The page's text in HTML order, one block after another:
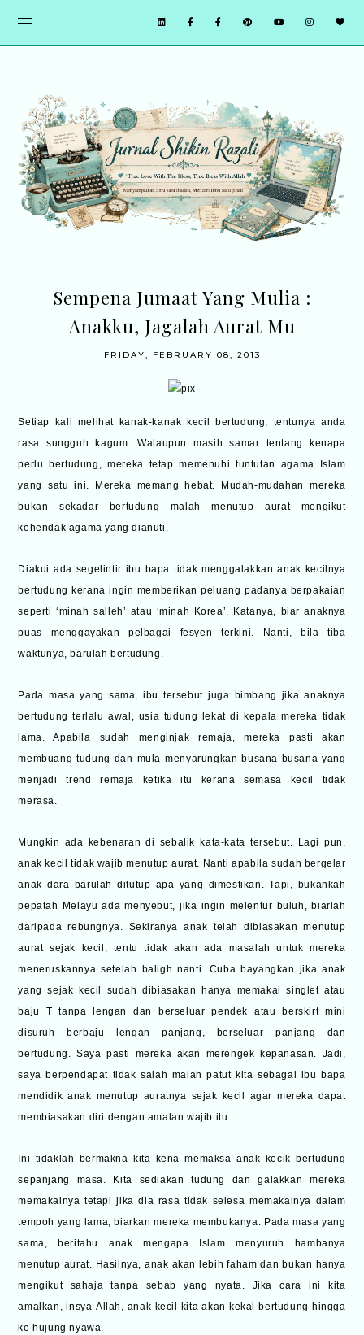
Sempena Jumaat Yang Mulia :
Anakku, Jagalah Aurat Mu
FRIDAY, FEBRUARY 08, 2013
Setiap kali melihat kanak-kanak kecil bertudung, tentunya anda
rasa sungguh kagum. Walaupun masih samar tentang kenapa
perlu bertudung, mereka tetap memenuhi tuntutan agama Islam
yang satu ini. Mereka memang hebat. Mudah-mudahan mereka
bukan sekadar bertudung malah menutup aurat mengikut
kehendak agama yang dianuti.
Diakui ada segelintir ibu bapa tidak menggalakkan anak kecilnya
bertudung kerana ingin memberikan peluang padanya berpakaian
seperti ‘minah salleh’ atau ‘minah Korea’. Katanya, biar anaknya
puas menggayakan pelbagai fesyen terkini. Nanti, bila tiba
waktunya, barulah bertudung.
Pada masa yang sama, ibu tersebut juga bimbang jika anaknya
bertudung terlalu awal, usia tudung lekat di kepala mereka tidak
lama. Apabila sudah menginjak remaja, mereka pasti akan
membuang tudung dan mula menyarungkan busana-busana yang
menjadi trend remaja ketika itu kerana semasa kecil tidak
merasa.
Mungkin ada kebenaran di sebalik kata-kata tersebut. Lagi pun,
anak kecil tidak wajib menutup aurat. Nanti apabila sudah bergelar
anak dara barulah ditutup apa yang dimestikan. Tapi, bukankah
pepatah Melayu ada menyebut, jika ingin melentur buluh, biarlah
daripada rebungnya. Sekiranya anak telah dibiasakan menutup
aurat sejak kecil, tentu tidak akan ada masalah untuk mereka
meneruskannya setelah baligh nanti. Cuba bayangkan jika anak
yang sejak kecil sudah dibiasakan hanya memakai singlet atau
baju T tanpa lengan dan berseluar pendek atau berskirt mini
disuruh berbaju lengan panjang, berseluar panjang dan
bertudung. Saya pasti mereka akan merengek kepanasan. Jadi,
saya berpendapat tidak salah malah patut kita sebagai ibu bapa
mendidik anak menutup auratnya sejak kecil agar mereka dapat
membiasakan diri dengan amalan wajib itu.
Ini tidaklah bermakna kita kena memaksa anak kecik bertudung
sepanjang masa. Kita sediakan tudung dan galakkan mereka
memakainya tetapi jika dia rasa tidak selesa memakainya dalam
tempoh yang lama, biarkan mereka membukanya. Pada masa yang
sama, beritahu anak mengapa Islam menyuruh hambanya
menutup aurat. Hasilnya, anak akan lebih faham dan bukan hanya
mengikut sahaja tanpa sebab yang nyata. Jika cara ini kita
amalkan, insya-Allah, anak kecil kita akan kekal bertudung hingga
ke hujung nyawa.